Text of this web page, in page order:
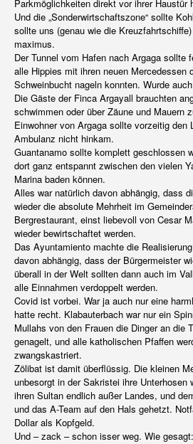
Parkmöglichkeiten direkt vor ihrer Haustür
Und die „Sonderwirtschaftszone“ sollte
sollte uns (genau wie die
maximus.
Der Tunnel vom Hafen nach Argaga sollte
alle Hippies mit ihren neuen Mercedessen
Schweinbucht nageln konnten. Wurde
Die Gäste der Finca Argayall brauchten
schwimmen oder über Zäune und Mauern
Einwohner von Argaga sollte vorzeitig den
Ambulanz nicht hinkam.
Guantanamo sollte komplett geschlossen
dort ganz entspannt zwischen den vielen
Marina baden können.
Alles war natürlich davon abhängig, dass
wieder die absolute Mehrheit im
Bergrestaurant, einst liebevoll von Cesar
wieder bewirtschaftet werden.
Das Ayuntamiento machte die
davon abhängig, dass der Bürgermeister
überall in der Welt sollten dann auch im
alle Einnahmen verdoppelt werden.
Covid ist vorbei. War ja auch nur eine
hatte recht. Klabauterbach war nur ein
Mullahs von den Frauen die Dinger an die
genagelt, und alle katholischen Pfaffen
zwangskastriert.
Zölibat ist damit überflüssig. Die kleinen
unbesorgt in der Sakristei ihre Unterhosen
ihren Sultan endlich außer Landes, und
und das A-Team auf den Hals gehetzt.
Dollar als Kopfgeld.
Und – zack – schon isser weg. Wie